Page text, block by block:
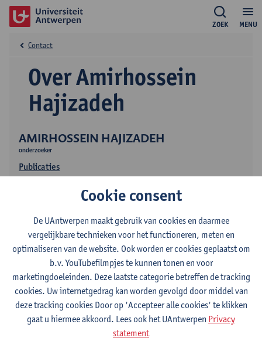
MENU
ZOEK
AMIRHOSSEIN HAJIZADEH
onderzoeker
Publicaties
Over Amirhossein
Hajizadeh
Contact
Contact
Campus Groenenborger
Cookie consent
De UAntwerpen maakt gebruik van cookies en daarmee
vergelijkbare technieken voor het functioneren, meten en
optimaliseren van de website. Ook worden er cookies geplaatst om
b.v. YouTubefilmpjes te kunnen tonen en voor
marketingdoeleinden. Deze laatste categorie betreffen de tracking
cookies. Uw internetgedrag kan worden gevolgd door middel van
deze tracking cookies Door op 'Accepteer alle cookies' te klikken
gaat u hiermee akkoord. Lees ook het UAntwerpen Privacy
statement